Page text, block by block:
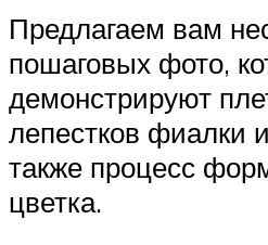
Предлагаем вам
пошаговых фото,
демонстрируют
лепестков фиалки
также процесс
цветка.